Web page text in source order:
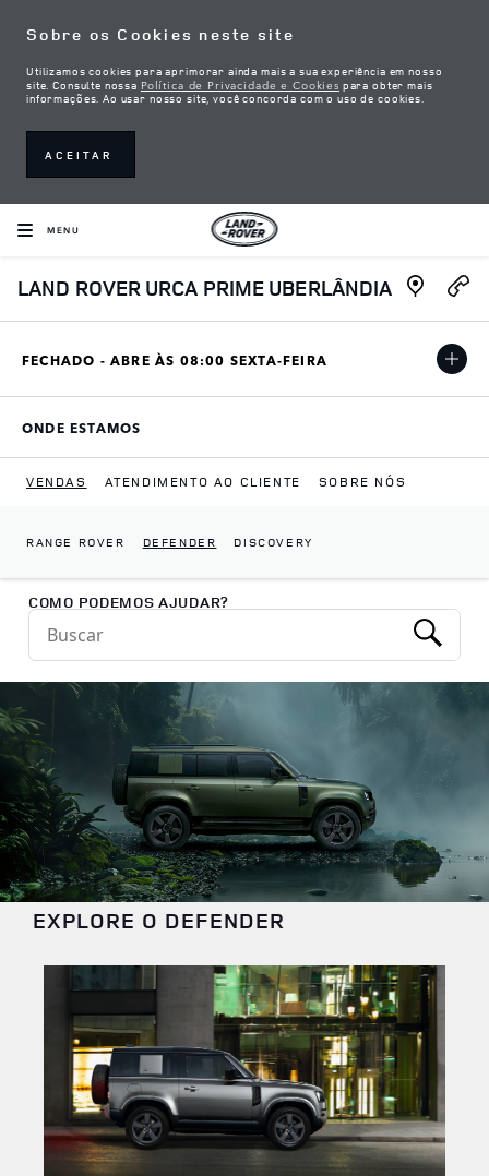
Sobre os Cookies neste site
Utilizamos cookies para aprimorar ainda mais a sua experiência em nosso
site. Consulte nossa Política de Privacidade e Cookies para obter mais
informações. Ao usar nosso site, você concorda com o uso de cookies.
ACEITAR
MENU
LAND ROVER URCA PRIME UBERLÂNDIA Link
FECHADO - ABRE ÀS 08:00 SEXTA-FEIRA
ONDE ESTAMOS
LINK OPENS IN NEW TAB
VENDAS ATENDIMENTO AO CLIENTE SOBRE NÓS
RANGE ROVER DEFENDER DISCOVERY
Return to Nav
COMO PODEMOS AJUDAR?
Conduct a search
Submit
EXPLORE O DEFENDER